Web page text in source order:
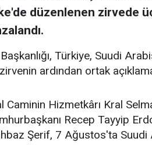
düzenlenen zirvede
Türkiye, Suudi
ardından ortak
Caminin Hizmetkârı Kral
Recep Tayyip
Şerif, 7 Ağustos'ta Suudi